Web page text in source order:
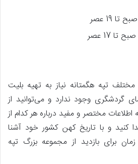
تپه هگمتانه نیاز به تهیه بلیت
گردشگری وجود ندارد و می‌توانید از
مختصر و مفید درباره هر کدام از
و با تاریخ کهن کشور خود آشنا
4 ساعت زمان برای بازدید از مجموعه بزرگ تپه